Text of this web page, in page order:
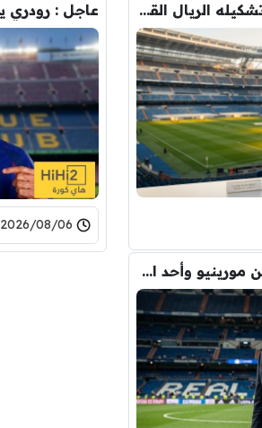
” مهزلة في مدريد ” شاهد تشكيله الريال القادمه لاكتساح المركز الثاني
2026/08/06 - 17:17
تبادل شتائم و خلاف حاد بين مورينيو وأحد افراد ادارة ريال مدريد بعد انهيار صفقة رودري